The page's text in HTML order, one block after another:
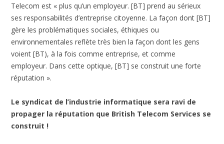
Telecom est « plus qu’un employeur. [BT] prend au sérieux
ses responsabilités d’entreprise citoyenne. La façon dont [BT]
gère les problématiques sociales, éthiques ou
environnementales reflète très bien la façon dont les gens
voient [BT), à la fois comme entreprise, et comme
employeur. Dans cette optique, [BT] se construit une forte
réputation ».
Le syndicat de l’industrie informatique sera ravi de
propager la réputation que British Telecom Services se
construit !